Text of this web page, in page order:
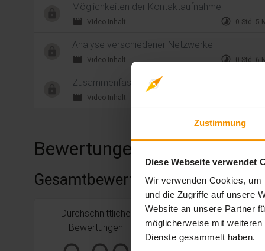
Zustimmung
Diese Webseite verwendet
Wir verwenden Cookies,
und die Zugriffe auf unsere
Website an unsere Partner
möglicherweise mit
Dienste gesammelt haben.
Möglichkeiten der Kontaktaufnahme
movie Video-Inhalt timelapse 0 Std. 5
Analyse verschiedener Netzwerke
movie Video-Inhalt timelapse 0 Std. 6
Zusammenfassung
movie Video-Inhalt
Bewertungen
Gesamtbewertung
Durchschnittliche
Bewertungen
5stars: 0
Bewertungen
4stars: 0
Bewertungen